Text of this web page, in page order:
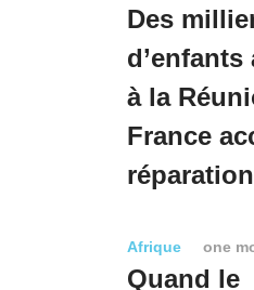
Des
d’enfants
à la
France
réparation
Afrique one
Quand le